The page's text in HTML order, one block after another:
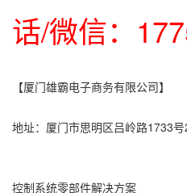
话/微信：
【厦门雄霸电子商务有限公司】
地址：厦门市思明区吕岭路1733
控制系统零部件解决方案